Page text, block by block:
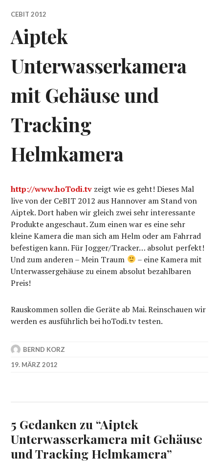
CEBIT 2012
Aiptek
Unterwasserkamera
mit Gehäuse und
Tracking
Helmkamera
http://www.hoTodi.tv zeigt wie es geht! Dieses Mal
live von der CeBIT 2012 aus Hannover am Stand von
Aiptek. Dort haben wir gleich zwei sehr interessante
Produkte angeschaut. Zum einen war es eine sehr
kleine Kamera die man sich am Helm oder am Fahrrad
befestigen kann. Für Jogger/Tracker… absolut perfekt!
Und zum anderen – Mein Traum
– eine Kamera mit
Unterwassergehäuse zu einem absolut bezahlbaren
Preis!
Rauskommen sollen die Geräte ab Mai. Reinschauen wir
werden es ausführlich bei hoTodi.tv testen.
BERND KORZ
19. MÄRZ 2012
5 Gedanken zu “Aiptek
Unterwasserkamera mit Gehäuse
und Tracking Helmkamera”